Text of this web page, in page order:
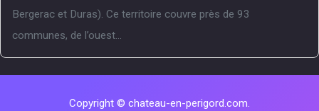
Bergerac et Duras). Ce territoire couvre près de 93
communes, de l’ouest...
Copyright © chateau-en-perigord.com.